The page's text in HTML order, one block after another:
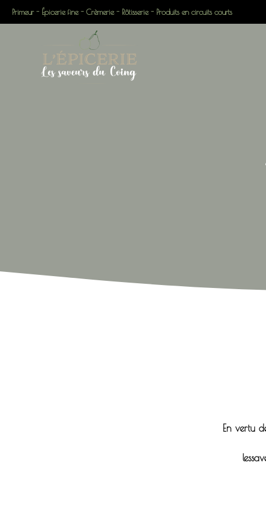
Primeur - Épicerie fine - Crèmerie - Rôtisserie - Produits en circuits courts
En vertu